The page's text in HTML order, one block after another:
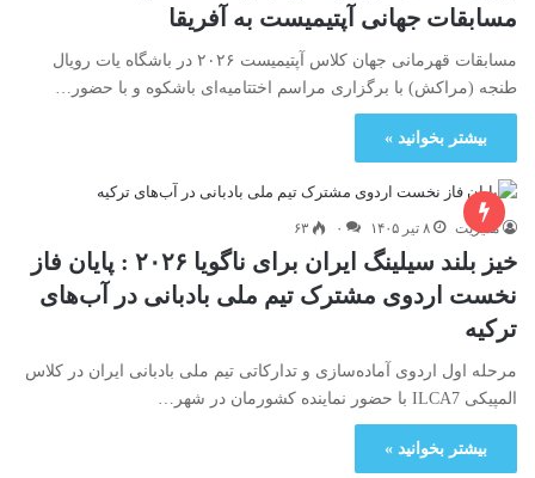
مسابقات جهانی آپتیمیست به آفریقا
مسابقات قهرمانی جهان کلاس آپتیمیست ۲۰۲۶ در باشگاه یات رویال
طنجه (مراکش) با برگزاری مراسم اختتامیه‌ای باشکوه و با حضور…
بیشتر بخوانید »
مدیریت ۸ تیر ۱۴۰۵ ۰ ۶۳
خیز بلند سیلینگ ایران برای ناگویا ۲۰۲۶ : پایان فاز
نخست اردوی مشترک تیم ملی بادبانی در آب‌های
ترکیه
مرحله اول اردوی آماده‌سازی و تدارکاتی تیم ملی بادبانی ایران در کلاس
المپیکی ILCA7 با حضور نماینده کشورمان در شهر…
بیشتر بخوانید »